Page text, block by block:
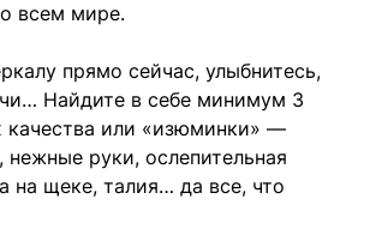
всем мире.
прямо сейчас, улыбнитесь,
Найдите в себе минимум 3
качества или «изюминки» —
нежные руки, ослепительная
на щеке, талия… да все, что